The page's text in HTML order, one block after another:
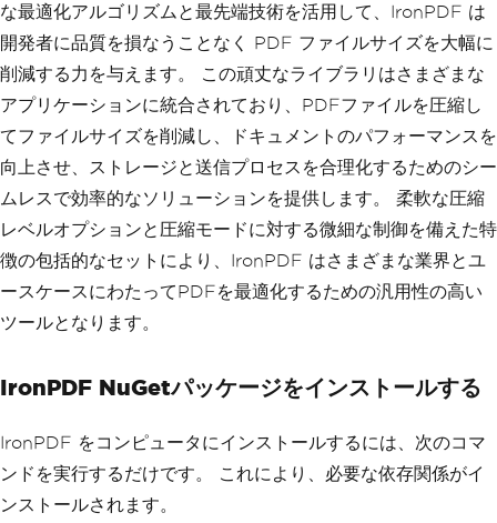
な最適化アルゴリズムと最先端技術を活用して、IronPDF は
開発者に品質を損なうことなく PDF ファイルサイズを大幅に
削減する力を与えます。 この頑丈なライブラリはさまざまな
アプリケーションに統合されており、PDFファイルを圧縮し
てファイルサイズを削減し、ドキュメントのパフォーマンスを
向上させ、ストレージと送信プロセスを合理化するためのシー
ムレスで効率的なソリューションを提供します。 柔軟な圧縮
レベルオプションと圧縮モードに対する微細な制御を備えた特
徴の包括的なセットにより、IronPDF はさまざまな業界とユ
ースケースにわたってPDFを最適化するための汎用性の高い
ツールとなります。
IronPDF NuGetパッケージをインストールする
IronPDF をコンピュータにインストールするには、次のコマ
ンドを実行するだけです。 これにより、必要な依存関係がイ
ンストールされます。